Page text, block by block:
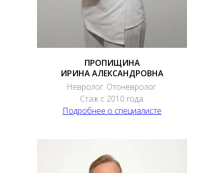
ПРОПИЩИНА
ИРИНА АЛЕКСАНДРОВНА
Невролог. Отоневролог.
Стаж с 2010 года.
Подробнее о специалисте